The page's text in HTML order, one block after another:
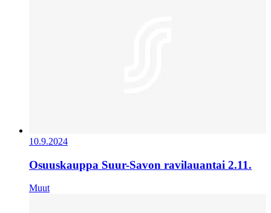
10.9.2024
Osuuskauppa Suur-Savon ravilauantai 2.11.
Muut